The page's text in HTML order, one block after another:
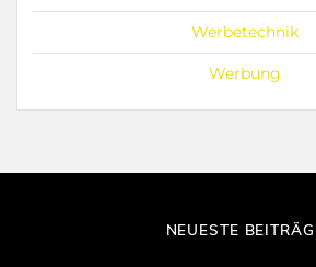
Werbetechnik
Werbung
NEUESTE